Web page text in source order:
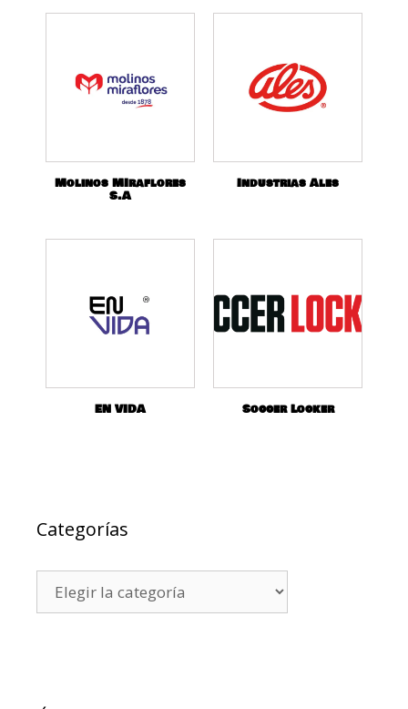
Molinos MIraflores
S.A
Industrias Ales
EN VIDA Soccer Locker
Categorías